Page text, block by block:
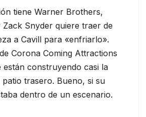
tiene Warner Brothers,
Snyder quiere traer de
a Cavill para «enfriarlo».
Corona Coming Attractions
están construyendo casi la
trasero. Bueno, si su
dentro de un escenario.